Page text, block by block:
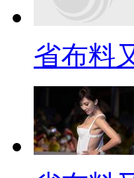
省布料